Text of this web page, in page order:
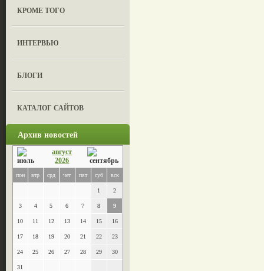
КРОМЕ ТОГО
ИНТЕРВЬЮ
БЛОГИ
КАТАЛОГ САЙТОВ
Архив новостей
август
2026
пон втр срд чет пят суб вск
1 2
3 4 5 6 7 8 9
10 11 12 13 14 15 16
17 18 19 20 21 22 23
24 25 26 27 28 29 30
31